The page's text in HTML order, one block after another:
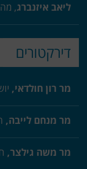
ליאב איזנברג,
דירקטורים
מר רון חולדאי,
מר מנחם לייבה,
מר משה גילצר,